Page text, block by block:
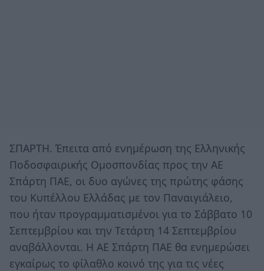
ΣΠΑΡΤΗ. Έπειτα από ενημέρωση της Ελληνικής
Ποδοσφαιρικής Ομοσπονδίας προς την ΑΕ
Σπάρτη ΠΑΕ, οι δυο αγώνες της πρώτης φάσης
του Κυπέλλου Ελλάδας με τον Παναιγιάλειο,
που ήταν προγραμματισμένοι για το Σάββατο 10
Σεπτεμβρίου και την Τετάρτη 14 Σεπτεμβρίου
αναβάλλονται. Η ΑΕ Σπάρτη ΠΑΕ θα ενημερώσει
εγκαίρως το φίλαθλο κοινό της για τις νέες